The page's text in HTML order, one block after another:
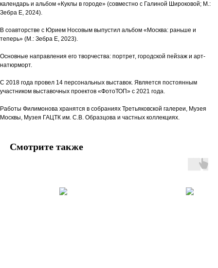
календарь и альбом «Куклы в городе» (совместно с Галиной Широковой; М.:
Зебра Е, 2024).
В соавторстве с Юрием Носовым выпустил альбом «Москва: раньше и
теперь» (М.: Зебра Е, 2023).
Основные направления его творчества: портрет, городской пейзаж и арт-
натюрморт.
С 2018 года провел 14 персональных выставок. Является постоянным
участником выставочных проектов «ФотоТОП» с 2021 года.
Работы Филимонова хранятся в собраниях Третьяковской галереи, Музея
Москвы, Музея ГАЦТК им. С.В. Образцова и частных коллекциях.
Смотрите также